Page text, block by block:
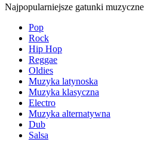
Najpopularniejsze gatunki muzyczne
Pop
Rock
Hip Hop
Reggae
Oldies
Muzyka latynoska
Muzyka klasyczna
Electro
Muzyka alternatywna
Dub
Salsa